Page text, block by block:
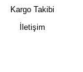
Kargo Takibi
İletişim